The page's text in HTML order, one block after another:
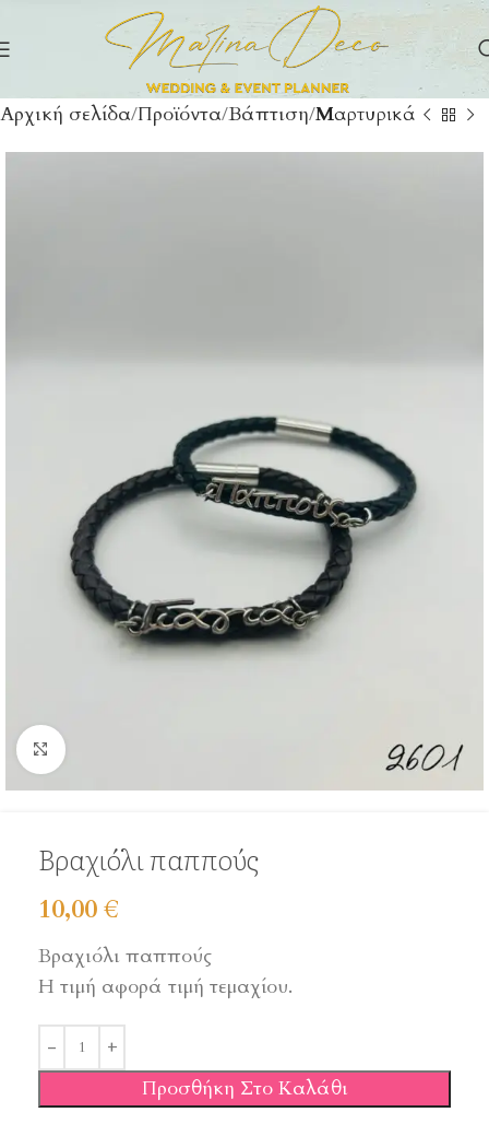
Αρχική σελίδα Προϊόντα Βάπτιση Μαρτυρικά
Click to enlarge
Bραχιόλι παππούς
10,00€
Bραχιόλι παππούς
Η τιμή αφορά τιμή τεμαχίου.
Προσθήκη Στο Καλάθι